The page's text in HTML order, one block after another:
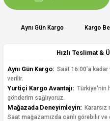
Aynı Gün Kargo Kargo
Hızlı Teslimat &
Aynı Gün Kargo: Saat 16:00'a kadar
verilir.
Yurtiçi Kargo Avantajı: Türkiye'nin
gönderim sağlıyoruz.
Mağazada Deneyimleyin: Kararsız
Saat mağazamızda canlı görebilir